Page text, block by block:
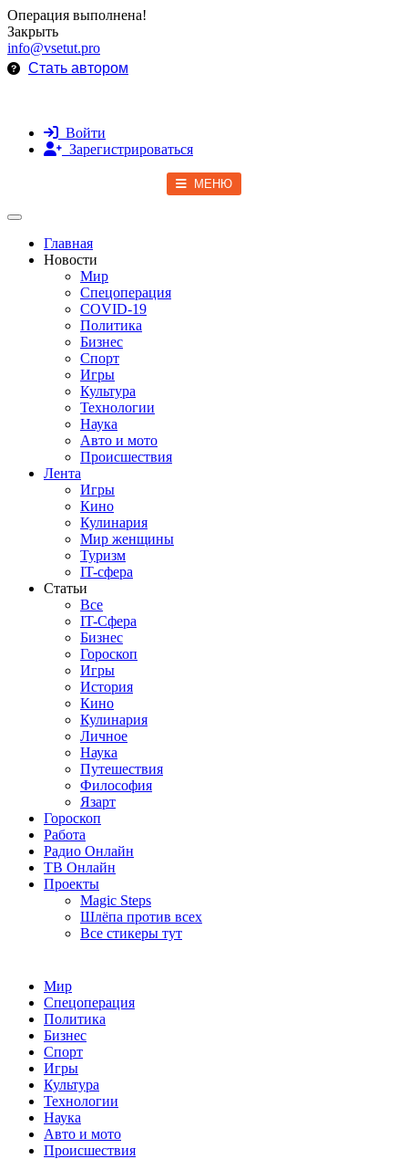
Операция выполнена!
Закрыть
info@vsetut.pro
Стать автором
Войти
Зарегистрироваться
МЕНЮ
Toggle navigation
Главная
Новости
Мир
Спецоперация
COVID-19
Политика
Бизнес
Спорт
Игры
Культура
Технологии
Наука
Авто и мото
Происшествия
Лента
Игры
Кино
Кулинария
Мир женщины
Туризм
IT-сфера
Статьи
Все
IT-Сфера
Бизнес
Гороскоп
Игры
История
Кино
Кулинария
Личное
Наука
Путешествия
Философия
Язарт
Гороскоп
Работа
Радио Онлайн
ТВ Онлайн
Проекты
Magic Steps
Шлёпа против всех
Все стикеры тут
Мир
Спецоперация
Политика
Бизнес
Спорт
Игры
Культура
Технологии
Наука
Авто и мото
Происшествия